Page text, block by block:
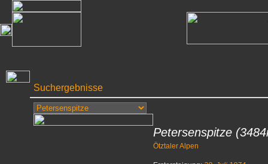
Suchergebnisse
Petersenspitze
Ötztaler Alpen